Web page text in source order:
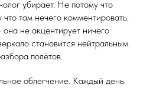
убирает. Не потому что
там нечего комментировать.
не акцентирует ничего
становится нейтральным.
полётов.
облегчение. Каждый день.